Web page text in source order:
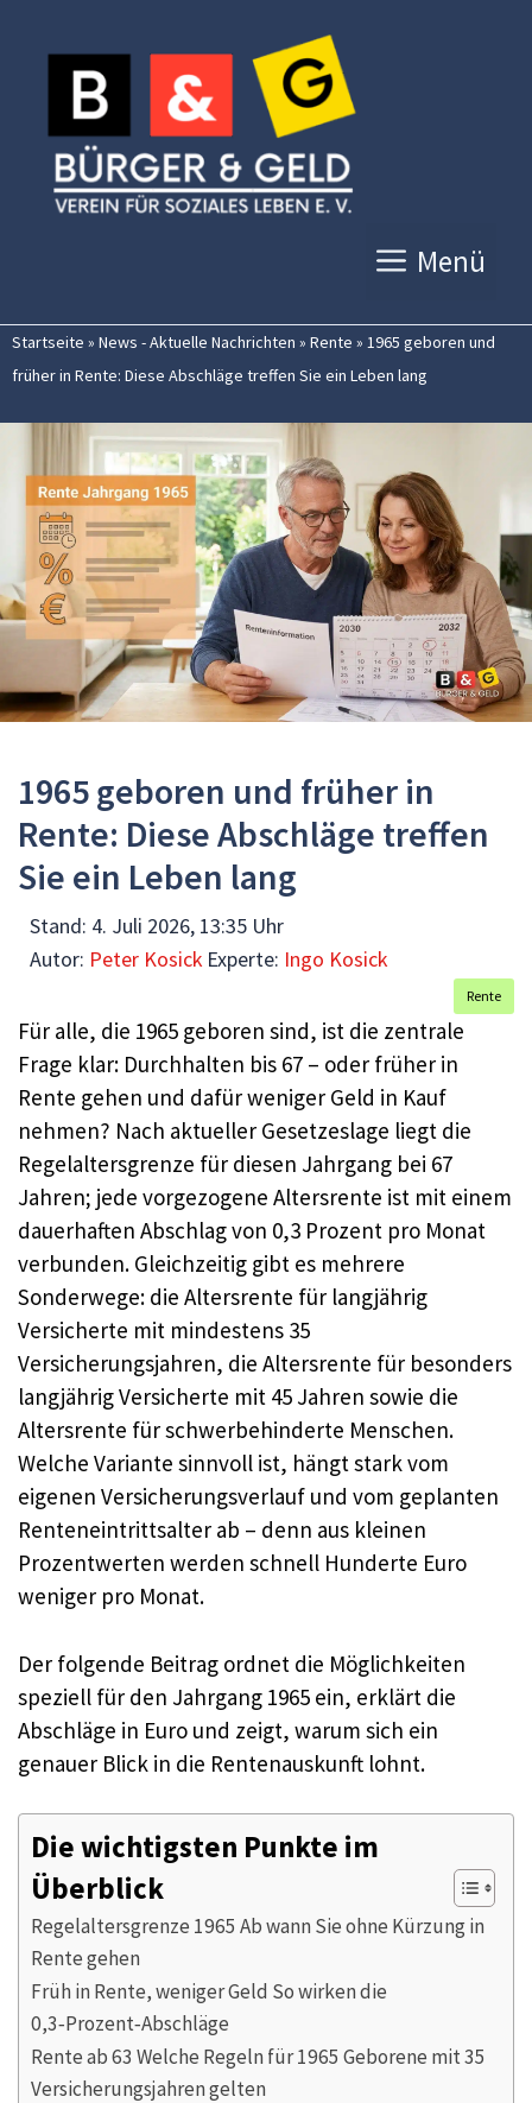
Inhalt
springen
Menü
Startseite » News - Aktuelle Nachrichten » Rente » 1965 geboren und
früher in Rente: Diese Abschläge treffen Sie ein Leben lang
1965 geboren und früher in
Rente: Diese Abschläge treffen
Sie ein Leben lang
Stand: 4. Juli 2026, 13:35 Uhr
Autor: Peter Kosick Experte: Ingo Kosick
Rente
Für alle, die 1965 geboren sind, ist die zentrale
Frage klar: Durchhalten bis 67 – oder früher in
Rente gehen und dafür weniger Geld in Kauf
nehmen? Nach aktueller Gesetzeslage liegt die
Regelaltersgrenze für diesen Jahrgang bei 67
Jahren; jede vorgezogene Altersrente ist mit einem
dauerhaften Abschlag von 0,3 Prozent pro Monat
verbunden. Gleichzeitig gibt es mehrere
Sonderwege: die Altersrente für langjährig
Versicherte mit mindestens 35
Versicherungsjahren, die Altersrente für besonders
langjährig Versicherte mit 45 Jahren sowie die
Altersrente für schwerbehinderte Menschen.
Welche Variante sinnvoll ist, hängt stark vom
eigenen Versicherungsverlauf und vom geplanten
Renteneintrittsalter ab – denn aus kleinen
Prozentwerten werden schnell Hunderte Euro
weniger pro Monat.
Der folgende Beitrag ordnet die Möglichkeiten
speziell für den Jahrgang 1965 ein, erklärt die
Abschläge in Euro und zeigt, warum sich ein
genauer Blick in die Rentenauskunft lohnt.
Die wichtigsten Punkte im
Überblick
Regelaltersgrenze 1965 Ab wann Sie ohne Kürzung in
Rente gehen
Früh in Rente, weniger Geld So wirken die
0,3‑Prozent‑Abschläge
Rente ab 63 Welche Regeln für 1965 Geborene mit 35
Versicherungsjahren gelten